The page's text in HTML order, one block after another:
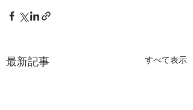
最新記事 すべて表示